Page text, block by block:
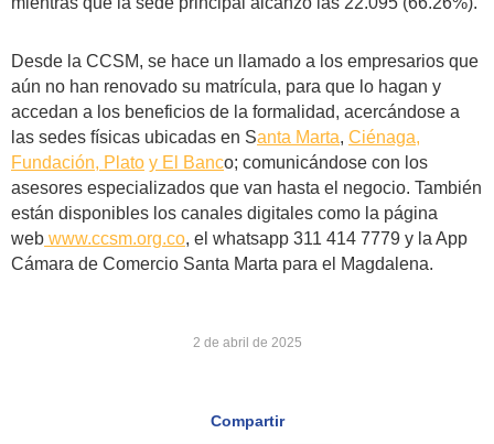
Desde la CCSM, se hace un llamado a los empresarios que
aún no han renovado su matrícula, para que lo hagan y
accedan a los beneficios de la formalidad, acercándose a
las sedes físicas ubicadas en Santa Marta, Ciénaga,
Fundación, Plato y El Banco; comunicándose con los
asesores especializados que van hasta el negocio. También
están disponibles los canales digitales como la página
web www.ccsm.org.co, el whatsapp 311 414 7779 y la App
Cámara de Comercio Santa Marta para el Magdalena.
2 de abril de 2025
Compartir